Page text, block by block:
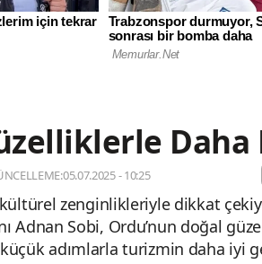
Daha
- 10:25
zenginlikleriyle dikkat
Adnan Sobi, Ordu’nun doğal
adımlarla turizmin daha iyi